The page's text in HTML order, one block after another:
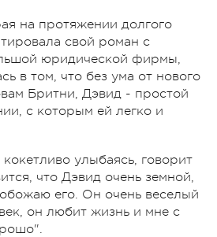
на протяжении долгого
свой роман с
юридической фирмы,
в том, что без ума от нового
Бритни, Дэвид - простой
с которым ей легко и
улыбаясь, говорит
что Дэвид очень земной,
его. Он очень веселый
он любит жизнь и мне с